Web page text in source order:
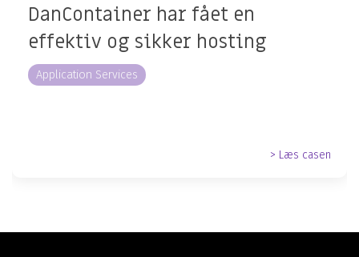
DanContainer har fået en
effektiv og sikker hosting
Application Services
> Læs casen